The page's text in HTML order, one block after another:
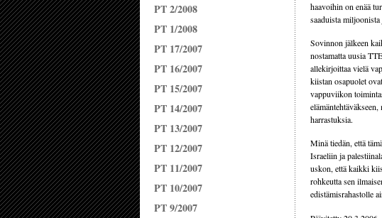
PT 2/2008
PT 1/2008
PT 17/2007
PT 16/2007
PT 15/2007
PT 14/2007
PT 13/2007
PT 12/2007
PT 11/2007
PT 10/2007
PT 9/2007
haavoihin on enää
saaduista miljoonista
Sovinnon jälkeen
nostamatta uusia
allekirjoittaa vielä
kiistan osapuolet
vappuviikon
harrastuksia.
Minä tiedän, että
Israeliin ja
uskon, että kaikki
rohkeutta sen
edistämisrahastolle